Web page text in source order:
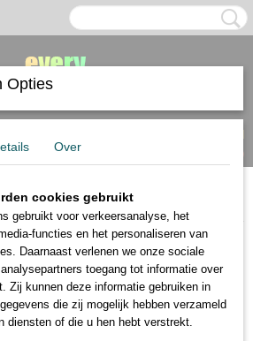
(0)
> Tragacanthgom 25 gram
Opties
Over
cookies gebruikt
gebruikt voor verkeersanalyse, het
functies en het personaliseren van
Daarnaast verlenen we onze sociale
toegang tot informatie over
Zij kunnen deze informatie gebruiken in
die zij mogelijk hebben verzameld
diensten of die u hen hebt verstrekt.